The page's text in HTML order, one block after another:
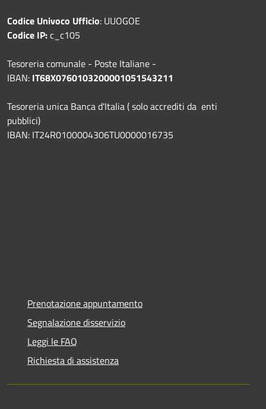
Codice Univoco Ufficio: UUOGOE
Codice IP:c_c105
Tesoreria comunale - Poste Italiane -
IBAN: IT68X0760103200001051543211
Tesoreria unica Banca d'Italia ( solo accrediti da enti
pubblici)
IBAN: IT24R0100004306TU0000016735
Prenotazione appuntamento
Segnalazione disservizio
Leggi le FAQ
Richiesta di assistenza